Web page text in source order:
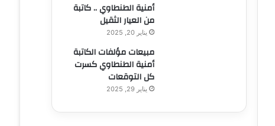
أمنية الطنطاوي .. كاتبة
من العيار الثقيل
يناير 20, 2025
مبيعات مؤلفات الكاتبة
أمنية الطنطاوي كسرت
كل التوقعات
يناير 29, 2025